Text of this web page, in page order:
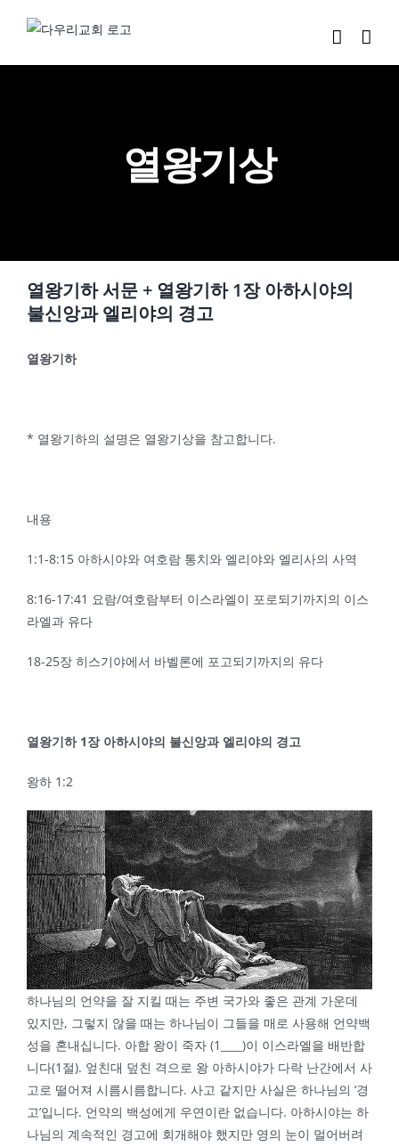
열왕기상
열왕기하 서문 + 열왕기하 1장 아하시야의
불신앙과 엘리야의 경고
열왕기하
* 열왕기하의 설명은 열왕기상을 참고합니다.
내용
1:1-8:15 아하시야와 여호람 통치와 엘리야와 엘리사의 사역
8:16-17:41 요람/여호람부터 이스라엘이 포로되기까지의 이스
라엘과 유다
18-25장 히스기야에서 바벨론에 포고되기까지의 유다
열왕기하 1장 아하시야의 불신앙과 엘리야의 경고
왕하 1:2
하나님의 언약을 잘 지킬 때는 주변 국가와 좋은 관계 가운데
있지만, 그렇지 않을 때는 하나님이 그들을 매로 사용해 언약백
성을 혼내십니다. 아합 왕이 죽자 (1____)이 이스라엘을 배반합
니다(1절). 엎친대 덮친 격으로 왕 아하시야가 다락 난간에서 사
고로 떨어져 시름시름합니다. 사고 같지만 사실은 하나님의 ‘경
고’입니다. 언약의 백성에게 우연이란 없습니다. 아하시야는 하
나님의 계속적인 경고에 회개해야 했지만 영의 눈이 멀어버려